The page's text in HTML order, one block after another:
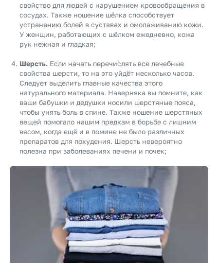
свойство для людей с нарушением кровообращения в
сосудах. Также ношение шёлка способствует
устранению болей в суставах и омолаживанию кожи.
У женщин, работающих с шёлком ежедневно, кожа
рук нежная и гладкая;
Шерсть. Если начать перечислять все лечебные
свойства шерсти, то на это уйдёт несколько часов.
Следует выделить главные качества этого
натурального материала. Наверняка вы помните, как
ваши бабушки и дедушки носили шерстяные пояса,
чтобы унять боль в спине. Также ношение шерстяных
вещей помогало нашим предкам в борьбе с лишним
весом, когда ещё и в помине не было различных
препаратов для похудения. Шерсть невероятно
полезна при заболеваниях печени и почек;